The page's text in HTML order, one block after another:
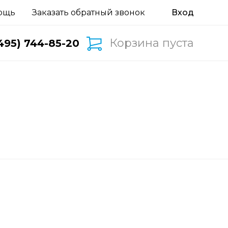
Заказать обратный звонок
744-85-20 Корзина пуста